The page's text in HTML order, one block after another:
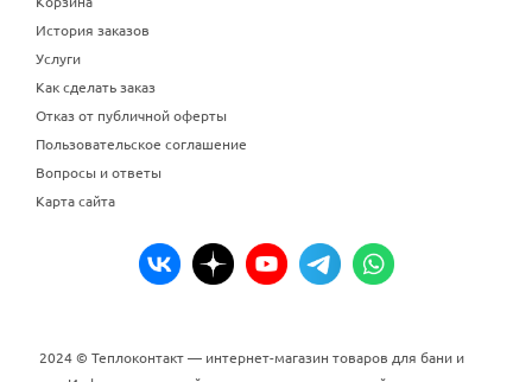
История заказов
Услуги
Как сделать заказ
Отказ от публичной оферты
Пользовательское соглашение
Вопросы и ответы
Карта сайта
2024 © Теплоконтакт — интернет-магазин товаров для бани и